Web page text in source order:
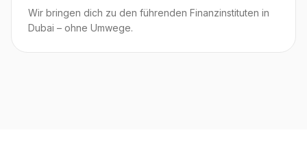
Wir bringen dich zu den führenden Finanzinstituten in
Dubai – ohne Umwege.